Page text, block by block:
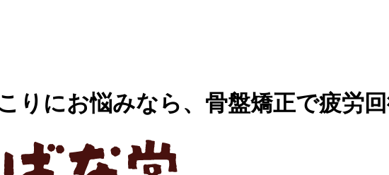
りにお悩みなら、骨盤矯正で疲労